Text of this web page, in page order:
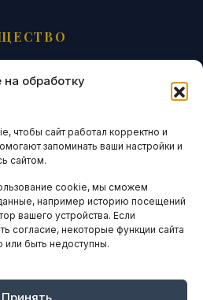
на обработку
чтобы сайт работал корректно и
запоминать ваши настройки и
сайтом.
cookie, мы сможем
например историю посещений
вашего устройства. Если
согласие, некоторые функции сайта
или быть недоступны.
Принять